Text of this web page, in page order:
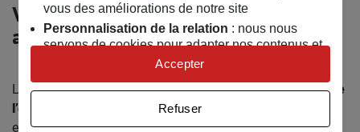
Vous souhaitez réaliser cette
activité au MAIF Social Club ? ✂️
La réflexion débutera parune visite guidée d’une heure de
l’exposition
par l’atelier en demi-groupe
enfants qui donneront lieu à la création d’une fresque
vous des améliorations de notre site
Personnalisation de la relation : nous nous
servons de cookies pour adapter nos contenus et
personnaliser nos offres
Univers publicitaire: nous utilisons avec nos
publicités personnalisées
Refuser
Accepter